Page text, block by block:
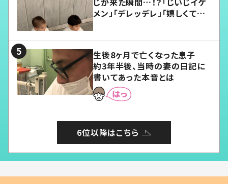
メン」「デレッデレ」「嬉しくて可
生後8ヶ月で亡くなった息子
約3年半後、当時の妻の日記に
書いてあった本音とは
6位以降はこちら